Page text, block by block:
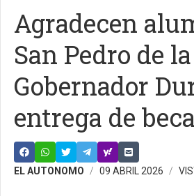
Agradecen
San Pedro de
Gobernador
entrega de
EL AUTONOMO 09 ABRIL 2026